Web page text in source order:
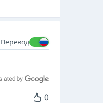
Перевод
0